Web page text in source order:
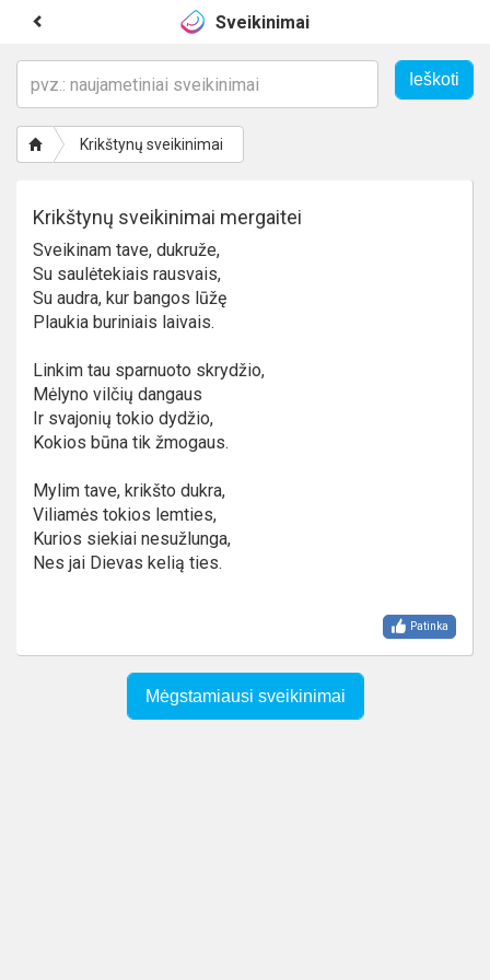
Sveikinimai
Krikštynų sveikinimai
Krikštynų sveikinimai mergaitei
Sveikinam tave, dukruže,
Su saulėtekiais rausvais,
Su audra, kur bangos lūžę
Plaukia buriniais laivais.
Linkim tau sparnuoto skrydžio,
Mėlyno vilčių dangaus
Ir svajonių tokio dydžio,
Kokios būna tik žmogaus.
Mylim tave, krikšto dukra,
Viliamės tokios lemties,
Kurios siekiai nesužlunga,
Nes jai Dievas kelią ties.
Patinka
Mėgstamiausi sveikinimai